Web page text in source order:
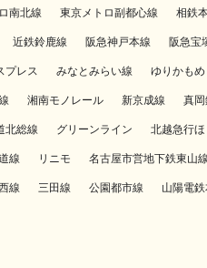
南北線 東京メトロ副都心線 相鉄
近鉄鈴鹿線 阪急神戸本線 阪急宝
プレス みなとみらい線 ゆりかもめ
湘南モノレール 新京成線 真
北総線 グリーンライン 北越急行
線 リニモ 名古屋市営地下鉄東山線
線 三田線 公園都市線 山陽電